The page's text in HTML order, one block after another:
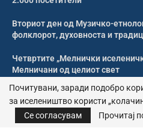
Вториот ден од Музичко-
фолклорот, духовноста и
Четвртите „Мелнички
Мелничани од целиот свет
Традиција, креативност и
етнолошкиот камп
Почитувани, заради подобро
за иселеништво користи
Се согласувам
Прочитај